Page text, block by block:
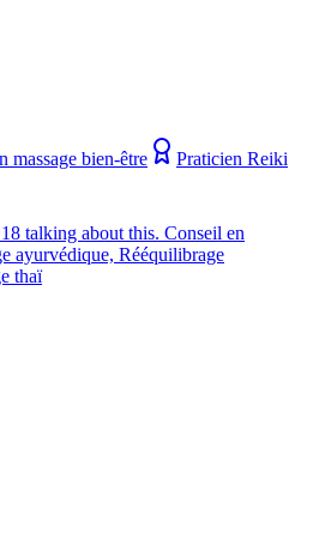
massage bien-être
Praticien Reiki
talking about this. Conseil en
ayurvédique, Rééquilibrage
thaï